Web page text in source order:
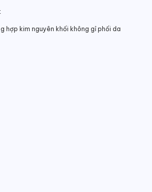
hợp kim nguyên khối không gỉ phối da